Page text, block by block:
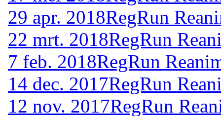
29 apr. 2018RegRun
22 mrt. 2018RegRun
7 feb. 2018RegRun
14 dec. 2017RegRun
12 nov. 2017RegRun